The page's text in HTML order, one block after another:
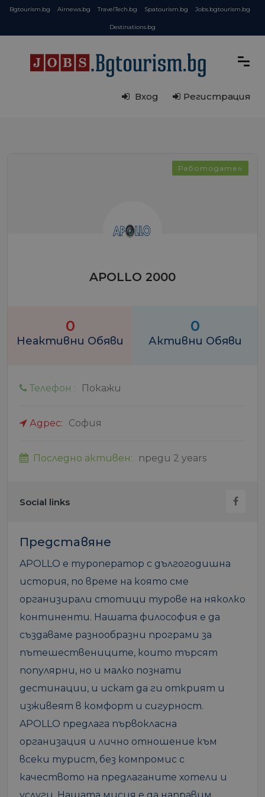
Bgtourism.bg Airnews.bg TravelTech.bg Spatourism.bg Jobs.bgtourism.bg
Destinations.bg
Вход Регистрация
Работодател
APOLLO 2000
0
Неактивни Обяви
0
Активни Обяви
Телефон : Покажи
Адрес: София
Последно активен: преди 2 years
Social links
Представяне
APOLLO е туроператор с дългогодишна
история, по време на която сме
организирали стотици турове на няколко
континенти. Нашата философия е да
създаваме разнообразни програми за
пътешествениците, които търсят
популярни, но и малко познати
дестинации, и искат да ги открият и
изживеят в комфорт и сигурност.
APOLLO предлага първокласна
организация и лично отношение към
всеки турист, без компромис с
качеството на предлаганите хотели и